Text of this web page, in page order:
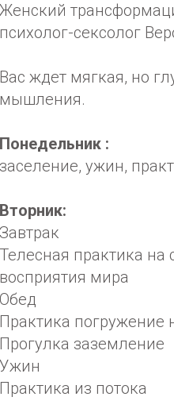
Женский
психолог-сексолог
Вас ждет мягкая, но
мышления.
Понедельник :
заселение, ужин,
Вторник:
Завтрак
Телесная практика
восприятия мира
Обед
Практика погружение
Прогулка заземление
Ужин
Практика из потока